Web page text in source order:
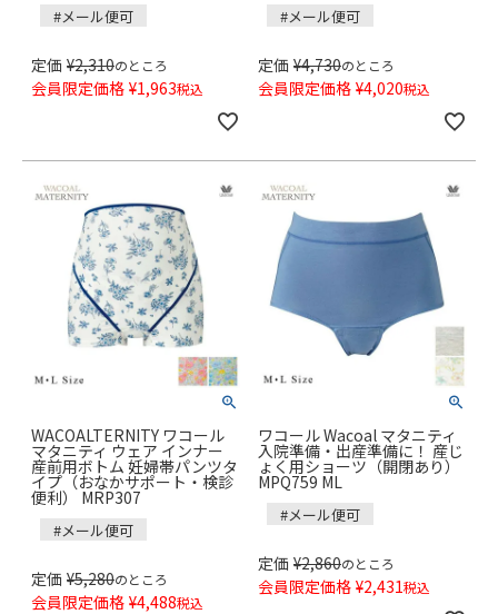
#メール便可
定価 ¥2,310のところ
会員限定価格 ¥1,963税込
#メール便可
定価 ¥4,730のところ
会員限定価格 ¥4,020税込
WACOALTERNITY ワコール
マタニティ ウェア インナー
産前用ボトム 妊婦帯パンツタ
イプ（おなかサポート・検診
便利） MRP307
#メール便可
定価 ¥5,280のところ
会員限定価格 ¥4,488税込
ワコール Wacoal マタニティ
入院準備・出産準備に！ 産じ
ょく用ショーツ（開閉あり）
MPQ759 ML
#メール便可
定価 ¥2,860のところ
会員限定価格 ¥2,431税込